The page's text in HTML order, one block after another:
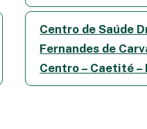
Centro de Saúde
Fernandes de
Centro – Caetité –